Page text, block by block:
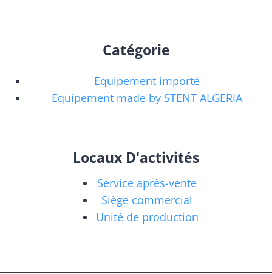
Catégorie
Equipement importé
Equipement made by STENT ALGERIA
Locaux D'activités
Service après-vente
Siège commercial
Unité de production